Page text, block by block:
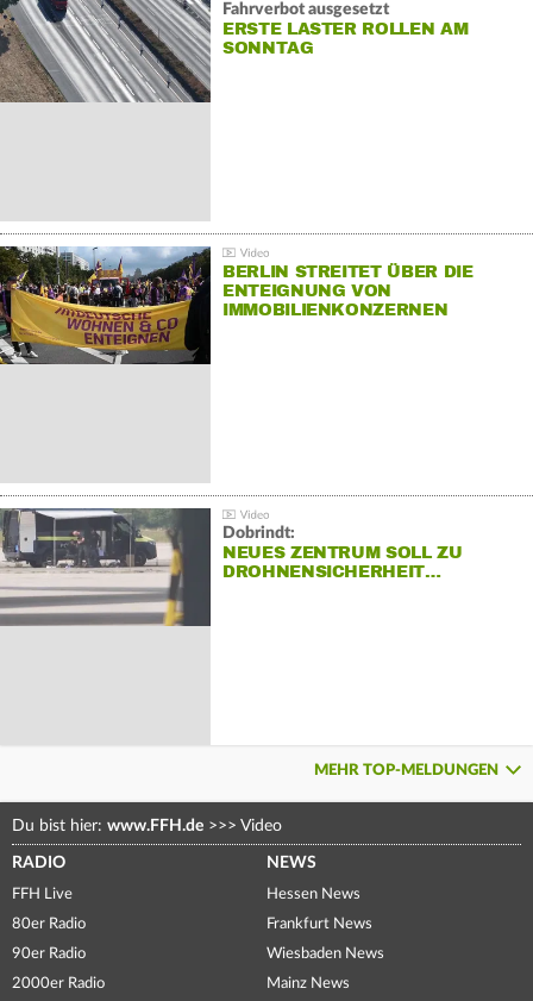
Fahrverbot ausgesetzt
ERSTE LASTER ROLLEN AM
SONNTAG
BERLIN STREITET ÜBER DIE
ENTEIGNUNG VON
IMMOBILIENKONZERNEN
Dobrindt:
NEUES ZENTRUM SOLL ZU
DROHNENSICHERHEIT…
MEHR TOP-MELDUNGEN
Du bist hier: www.FFH.de >>> Video
RADIO
FFH Live
80er Radio
90er Radio
2000er Radio
NEWS
Hessen News
Frankfurt News
Wiesbaden News
Mainz News